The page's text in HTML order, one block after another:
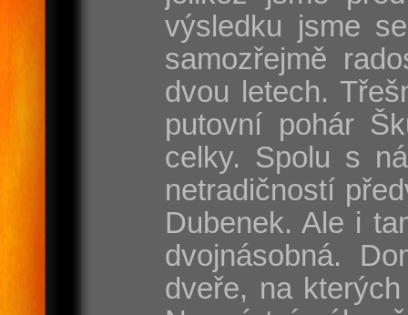
výsledku jsme
samozřejmě
dvou letech.
putovní pohár
celky. Spolu s
netradičností
Dubenek. Ale i
dvojnásobná.
dveře, na